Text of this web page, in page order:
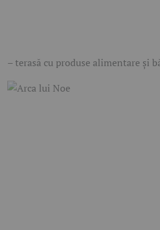
– terasă cu produse alimentare și